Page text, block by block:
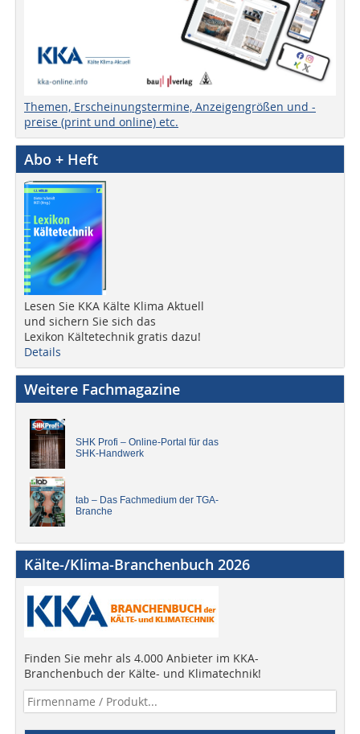
Themen, Erscheinungstermine, Anzeigengrößen und -
preise (print und online) etc.
Abo + Heft
Lesen Sie KKA Kälte Klima Aktuell
und sichern Sie sich das
Lexikon Kältetechnik gratis dazu!
Details
Weitere Fachmagazine
SHK Profi – Online-Portal für das
SHK-Handwerk
tab – Das Fachmedium der TGA-
Branche
Kälte-/Klima-Branchenbuch 2026
Finden Sie mehr als 4.000 Anbieter im KKA-
Branchenbuch der Kälte- und Klimatechnik!